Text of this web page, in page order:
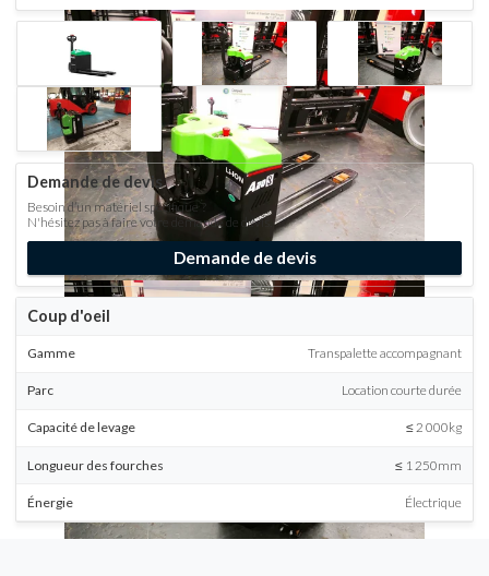
Coup d'oeil
Gamme Transpalette accompagnant
Parc Location courte durée
Capacité de levage ≤ 2 000kg
Longueur des fourches ≤ 1 250mm
Énergie Électrique
Demande de devis
Besoin d’un matériel spécifique ?
N'hésitez pas à faire votre demande de devis.
Demande de devis